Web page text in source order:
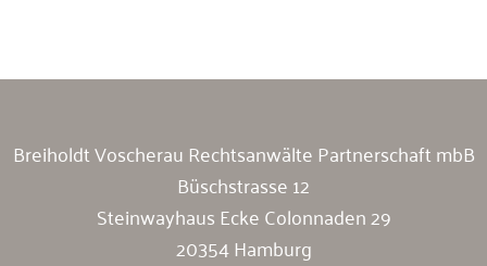
Breiholdt Voscherau Rechtsanwälte Partnerschaft mbB
Büschstrasse 12
Steinwayhaus Ecke Colonnaden 29
20354 Hamburg